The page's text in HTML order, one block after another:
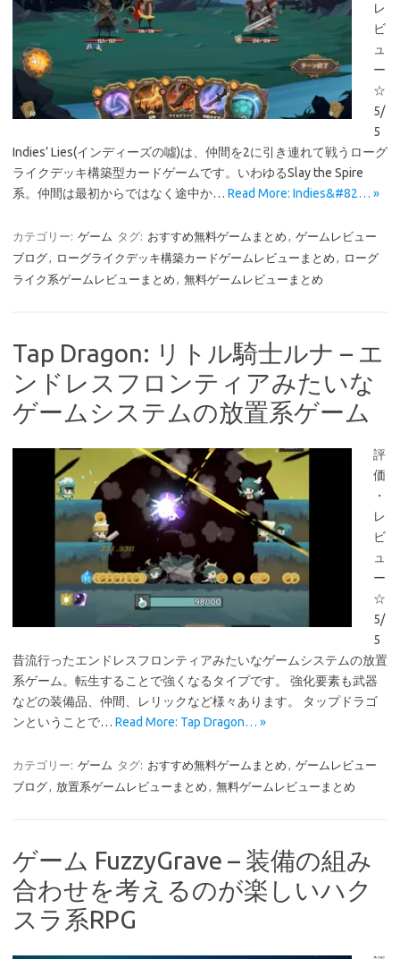
レ
ビ
ュ
ー
☆
5/
5
Indies’ Lies(インディーズの噓)は、仲間を2に引き連れて戦うローグ
ライクデッキ構築型カードゲームです。いわゆるSlay the Spire
系。仲間は最初からではなく途中か… Read More: Indies&#82… »
カテゴリー: ゲーム タグ: おすすめ無料ゲームまとめ , ゲームレビュー
ブログ, ローグライクデッキ構築カードゲームレビューまとめ , ローグ
ライク系ゲームレビューまとめ , 無料ゲームレビューまとめ
Tap Dragon: リトル騎士ルナ – エ
ンドレスフロンティアみたいな
ゲームシステムの放置系ゲーム
評
価
・
レ
ビ
ュ
ー
☆
5/
5
昔流行ったエンドレスフロンティアみたいなゲームシステムの放置
系ゲーム。転生することで強くなるタイプです。 強化要素も武器
などの装備品、仲間、レリックなど様々あります。 タップドラゴ
ンということで… Read More: Tap Dragon… »
カテゴリー: ゲーム タグ: おすすめ無料ゲームまとめ , ゲームレビュー
ブログ, 放置系ゲームレビューまとめ , 無料ゲームレビューまとめ
ゲーム FuzzyGrave – 装備の組み
合わせを考えるのが楽しいハク
スラ系RPG